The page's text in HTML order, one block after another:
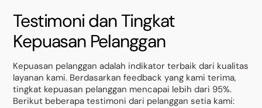
Testimoni dan Tingkat
Kepuasan Pelanggan
Kepuasan pelanggan adalah indikator terbaik dari kualitas
layanan kami. Berdasarkan feedback yang kami terima,
tingkat kepuasan pelanggan mencapai lebih dari 95%.
Berikut beberapa testimoni dari pelanggan setia kami: